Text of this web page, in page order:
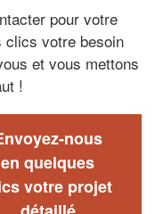
pour votre
clics votre besoin
et vous mettons
!
nous
en quelques
votre projet